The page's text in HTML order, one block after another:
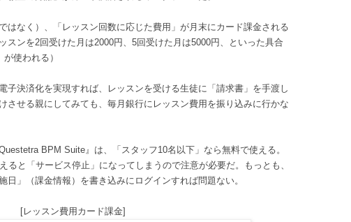
はなく）、「レッスン回数に応じた費用」が月末にカード課金される
スンを2回受けた月は2000円、5回受けた月は5000円、といった具合
が使われる）
子決済化を実現すれば、レッスンを受ける生徒に「請求書」を手渡し
させる親にしてみても、毎月銀行にレッスン費用を振り込みに行かな
BPM Suite』は、「スタッフ10名以下」なら無料で使える。
ると「サービス停止」になってしまうので注意が必要だ。もっとも、
日」（課金情報）を書き込みにログインすれば問題ない。
[レッスン費用カード課金]